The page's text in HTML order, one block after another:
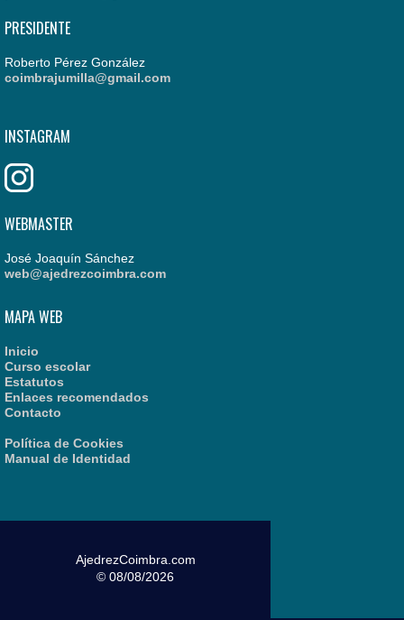
PRESIDENTE
Roberto Pérez González
coimbrajumilla@gmail.com
INSTAGRAM
WEBMASTER
José Joaquín Sánchez
web@ajedrezcoimbra.com
MAPA WEB
Inicio
Curso escolar
Estatutos
Enlaces recomendados
Contacto
Política de Cookies
Manual de Identidad
AjedrezCoimbra.com
© 08/08/2026